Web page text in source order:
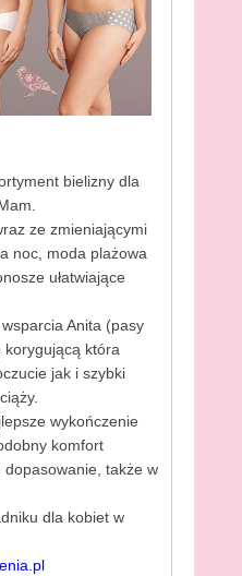
bielizny dla
ze zmieniającymi
noc, moda plażowa
ułatwiające
Anita (pasy
korygującą która
jak i szybki
wykończenie
komfort
także w
dla kobiet w